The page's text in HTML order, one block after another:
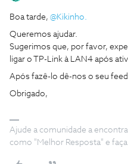
Boa tarde, @Kikinho.
Queremos ajudar.
Sugerimos que, por favor,
ligar o TP-Link à LAN4 após
Após fazê-lo dê-nos o seu
Obrigado,
Ajude a comunidade a
como "Melhor Resposta" e